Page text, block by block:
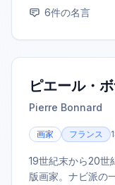
6件の名言
ピエール・
Pierre Bonnard
画家 フランス
19世紀末から20世
版画家。ナビ派の